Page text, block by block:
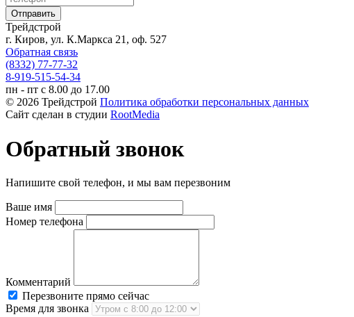
Трейдстрой
г. Киров, ул. К.Маркса 21, оф. 527
Обратная связь
(8332) 77-77-32
8-919-515-54-34
пн - пт с 8.00 до 17.00
© 2026 Трейдстрой Политика обработки персональных данных
Сайт сделан в студии RootMedia
Обратный звонок
Напишите свой телефон, и мы вам перезвоним
Ваше имя
Номер телефона
Комментарий
Перезвоните прямо сейчас
Время для звонка